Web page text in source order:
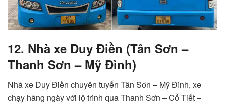
12. Nhà xe Duy Điền (Tân Sơn –
Thanh Sơn – Mỹ Đình)
Nhà xe Duy Điền chuyên tuyến Tân Sơn – Mỹ Đình, xe
chạy hàng ngày với lộ trình qua Thanh Sơn – Cổ Tiết –